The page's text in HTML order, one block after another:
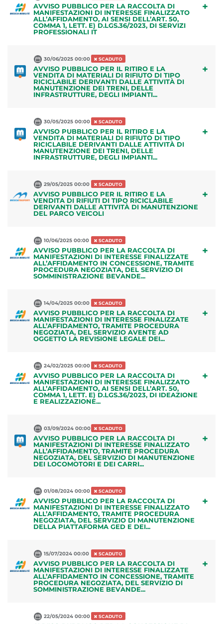
AVVISO PUBBLICO PER LA RACCOLTA DI
MANIFESTAZIONI DI INTERESSE FINALIZZATO
ALL’AFFIDAMENTO, AI SENSI DELL’ART. 50,
COMMA 1, LETT. E) D.LGS.36/2023, DI SERVIZI
PROFESSIONALI IT
+
30/06/2025 00:00 SCADUTO
AVVISO PUBBLICO PER IL RITIRO E LA
VENDITA DI MATERIALI DI RIFIUTO DI TIPO
RICICLABILE DERIVANTI DALLE ATTIVITÀ DI
MANUTENZIONE DEI TRENI, DELLE
INFRASTRUTTURE, DEGLI IMPIANTI...
+
30/05/2025 00:00 SCADUTO
AVVISO PUBBLICO PER IL RITIRO E LA
VENDITA DI MATERIALI DI RIFIUTO DI TIPO
RICICLABILE DERIVANTI DALLE ATTIVITÀ DI
MANUTENZIONE DEI TRENI, DELLE
INFRASTRUTTURE, DEGLI IMPIANTI...
+
29/05/2025 00:00 SCADUTO
AVVISO PUBBLICO PER IL RITIRO E LA
VENDITA DI RIFIUTI DI TIPO RICICLABILE
DERIVANTI DALLE ATTIVITÀ DI MANUTENZIONE
DEL PARCO VEICOLI
+
10/06/2025 00:00 SCADUTO
AVVISO PUBBLICO PER LA RACCOLTA DI
MANIFESTAZIONI DI INTERESSE FINALIZZATE
ALL’AFFIDAMENTO IN CONCESSIONE, TRAMITE
PROCEDURA NEGOZIATA, DEL SERVIZIO DI
SOMMINISTRAZIONE BEVANDE...
+
14/04/2025 00:00 SCADUTO
AVVISO PUBBLICO PER LA RACCOLTA DI
MANIFESTAZIONI DI INTERESSE FINALIZZATE
ALL’AFFIDAMENTO, TRAMITE PROCEDURA
NEGOZIATA, DEL SERVIZIO AVENTE AD
OGGETTO LA REVISIONE LEGALE DEI...
+
24/02/2025 00:00 SCADUTO
AVVISO PUBBLICO PER LA RACCOLTA DI
MANIFESTAZIONI DI INTERESSE FINALIZZATO
ALL’AFFIDAMENTO, AI SENSI DELL’ART. 50,
COMMA 1, LETT. E) D.LGS.36/2023, DI IDEAZIONE
E REALIZZAZIONE...
+
03/09/2024 00:00 SCADUTO
AVVISO PUBBLICO PER LA RACCOLTA DI
MANIFESTAZIONI DI INTERESSE FINALIZZATO
ALL’AFFIDAMENTO, TRAMITE PROCEDURA
NEGOZIATA, DEL SERVIZIO DI MANUTENZIONE
DEI LOCOMOTORI E DEI CARRI...
+
01/08/2024 00:00 SCADUTO
AVVISO PUBBLICO PER LA RACCOLTA DI
MANIFESTAZIONI DI INTERESSE FINALIZZATO
ALL’AFFIDAMENTO, TRAMITE PROCEDURA
NEGOZIATA, DEL SERVIZIO DI MANUTENZIONE
DELLA PIATTAFORMA GED E DEI...
+
15/07/2024 00:00 SCADUTO
AVVISO PUBBLICO PER LA RACCOLTA DI
MANIFESTAZIONI DI INTERESSE FINALIZZATE
ALL’AFFIDAMENTO IN CONCESSIONE, TRAMITE
PROCEDURA NEGOZIATA, DEL SERVIZIO DI
SOMMINISTRAZIONE BEVANDE...
+
22/05/2024 00:00 SCADUTO